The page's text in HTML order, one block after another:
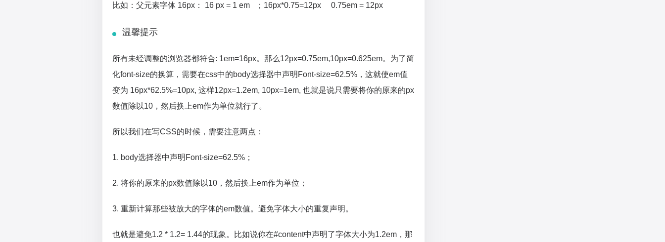
比如：父元素字体 16px： 16 px = 1 em ；16px*0.75=12px 0.75em = 12px
温馨提示
所有未经调整的浏览器都符合: 1em=16px。那么12px=0.75em,10px=0.625em。为了简
化font-size的换算，需要在css中的body选择器中声明Font-size=62.5%，这就使em值
变为 16px*62.5%=10px, 这样12px=1.2em, 10px=1em, 也就是说只需要将你的原来的px
数值除以10，然后换上em作为单位就行了。
所以我们在写CSS的时候，需要注意两点：
1. body选择器中声明Font-size=62.5%；
2. 将你的原来的px数值除以10，然后换上em作为单位；
3. 重新计算那些被放大的字体的em数值。避免字体大小的重复声明。
也就是避免1.2 * 1.2= 1.44的现象。比如说你在#content中声明了字体大小为1.2em，那